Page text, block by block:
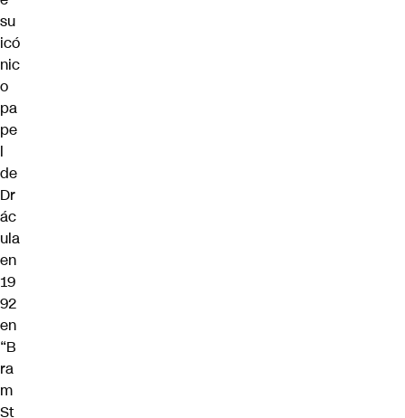
su
icó
nic
o
pa
pe
l
de
Dr
ác
ula
en
19
92
en
“B
ra
m
St